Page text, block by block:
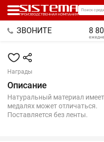
Поиск
ЗВОНИТЕ 8
Награды
Описание
Натуральный материал
медалях может отличаться.
Поставляется без ленты.